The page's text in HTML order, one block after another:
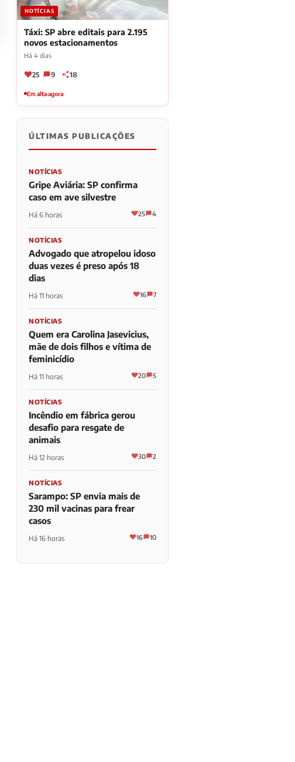
NOTÍCIAS
Táxi: SP abre editais para 2.195
novos estacionamentos
Há 4 dias
25 9 18
Em alta agora
ÚLTIMAS PUBLICAÇÕES
NOTÍCIAS
Gripe Aviária: SP confirma
caso em ave silvestre
Há 6 horas 25 4
NOTÍCIAS
Advogado que atropelou idoso
duas vezes é preso após 18
dias
Há 11 horas 16 7
NOTÍCIAS
Quem era Carolina Jasevicius,
mãe de dois filhos e vítima de
feminicídio
Há 11 horas 20 5
NOTÍCIAS
Incêndio em fábrica gerou
desafio para resgate de
animais
Há 12 horas 30 2
NOTÍCIAS
Sarampo: SP envia mais de
230 mil vacinas para frear
casos
Há 16 horas 16 10